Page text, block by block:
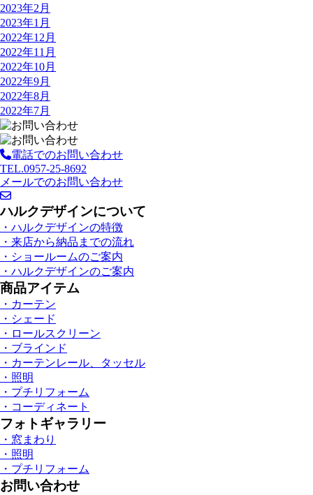
2023年2月
2023年1月
2022年12月
2022年11月
2022年10月
2022年9月
2022年8月
2022年7月
電話でのお問い合わせ
TEL.0957-25-8692
メールでのお問い合わせ
ハルクデザインについて
・ハルクデザインの特徴
・来店から納品までの流れ
・ショールームのご案内
・ハルクデザインのご案内
商品アイテム
・カーテン
・シェード
・ロールスクリーン
・ブラインド
・カーテンレール、タッセル
・照明
・プチリフォーム
・コーディネート
フォトギャラリー
・窓まわり
・照明
・プチリフォーム
お問い合わせ